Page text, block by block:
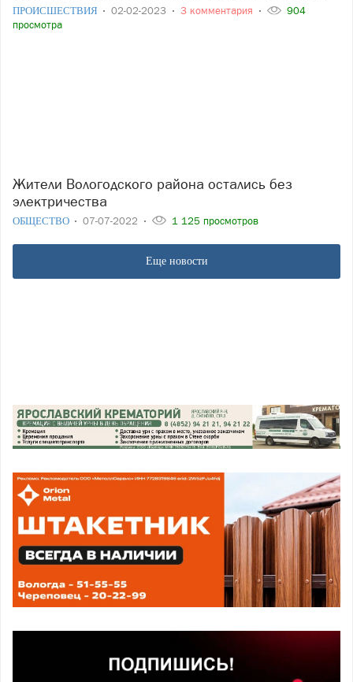
ПРОИСШЕСТВИЯ 02-02-2023 3 комментария
904
просмотра
Жители Вологодского района остались без
электричества
ОБЩЕСТВО 07-07-2022 1 125 просмотров
Еще новости